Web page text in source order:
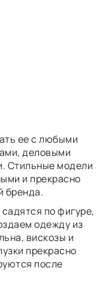
ее с любыми
деловыми
Стильные модели
и прекрасно
бренда.
по фигуре,
одежду из
вискозы и
прекрасно
после